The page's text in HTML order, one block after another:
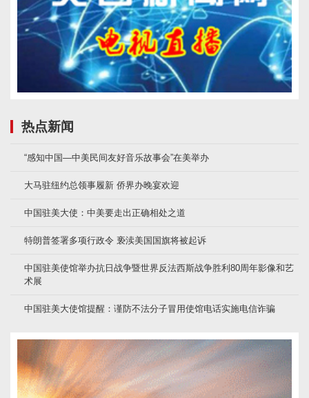
热点新闻
“感知中国—中美民间友好音乐故事会”在美举办
大马驻纽约总领事履新 侨界办晚宴欢迎
中国驻美大使：中美要走出正确相处之道
特朗普签署多项行政令 亵渎美国国旗将被起诉
中国驻美使馆举办抗日战争暨世界反法西斯战争胜利80周年影像和艺
术展
中国驻美大使馆提醒：谨防不法分子冒用使馆电话实施电信诈骗